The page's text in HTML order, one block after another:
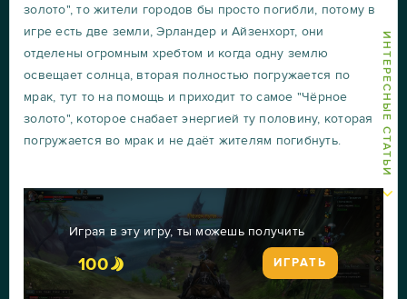
ИНТЕРЕСНЫЕ СТАТЬИ
золото", то жители городов бы просто погибли, потому в
игре есть две земли, Эрландер и Айзенхорт, они
отделены огромным хребтом и когда одну землю
освещает солнца, вторая полностью погружается по
мрак, тут то на помощь и приходит то самое "Чёрное
золото", которое снабает энергией ту половину, которая
погружается во мрак и не даёт жителям погибнуть.
Играя в эту игру, ты можешь получить
100 ИГРАТЬ